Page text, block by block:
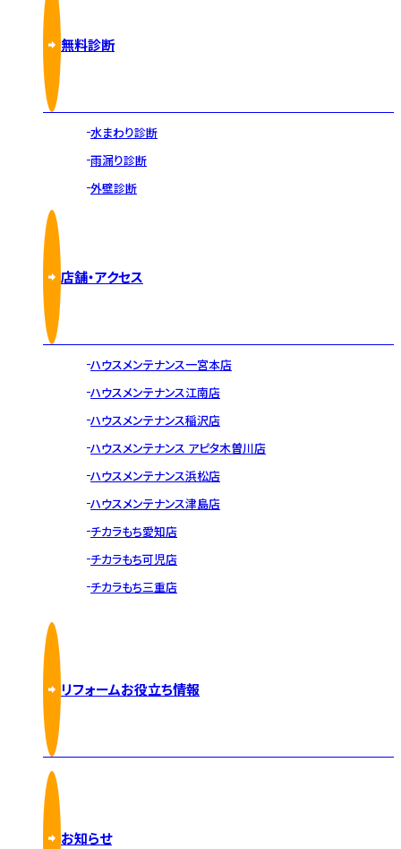
無料診断
水まわり診断
雨漏り診断
外壁診断
店舗・アクセス
ハウスメンテナンス一宮本店
ハウスメンテナンス江南店
ハウスメンテナンス稲沢店
ハウスメンテナンス アピタ木曽川店
ハウスメンテナンス浜松店
ハウスメンテナンス津島店
チカラもち愛知店
チカラもち可児店
チカラもち三重店
リフォームお役立ち情報
お知らせ